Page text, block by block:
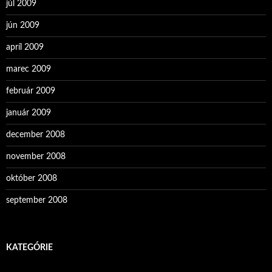
júl 2009
jún 2009
apríl 2009
marec 2009
február 2009
január 2009
december 2008
november 2008
október 2008
september 2008
KATEGÓRIE